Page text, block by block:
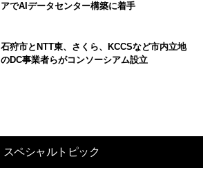
アでAIデータセンター構築に着手
石狩市とNTT東、さくら、KCCSなど市内立地
のDC事業者らがコンソーシアム設立
スペシャルトピック